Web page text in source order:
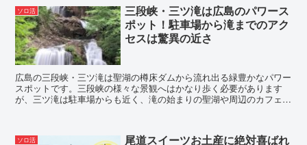
ソロ活
三段峡・三ツ滝は広島のパワース
ポット！駐車場から滝までのアク
セスは驚異の近さ
広島の三段峡・三ツ滝は聖湖の樽床ダムから流れ出る緑豊かなパワー
スポットです。三段峡の様々な景観へはかなり歩く必要があります
が、三ツ滝は駐車場からも近く、滝の始まりの聖湖や周辺のカフェな
ソロ活
尾道スイーツお土産に絶対喜ばれ